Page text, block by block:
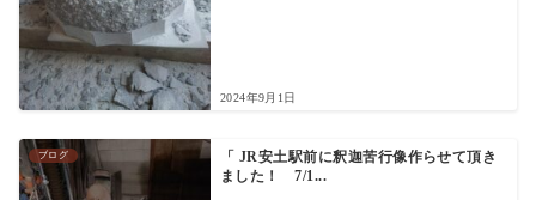
2024年9月1日
ブログ
「 JR安土駅前に釈迦苦行像作らせて頂き
ました！ 7/1...